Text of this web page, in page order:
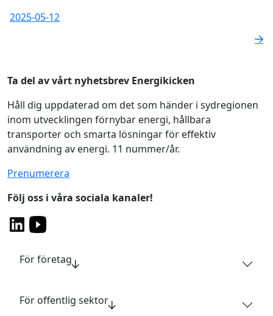
2025-05-12
Ta del av vårt nyhetsbrev Energikicken
Håll dig uppdaterad om det som händer i sydregionen
inom utvecklingen förnybar energi, hållbara
transporter och smarta lösningar för effektiv
användning av energi. 11 nummer/år.
Prenumerera
Följ oss i våra sociala kanaler!
För företag
För offentlig sektor